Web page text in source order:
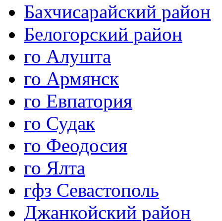
Бахчисарайский район
Белогорский район
го Алушта
го Армянск
го Евпатория
го Судак
го Феодосия
го Ялта
гфз Севастополь
Джанкойский район